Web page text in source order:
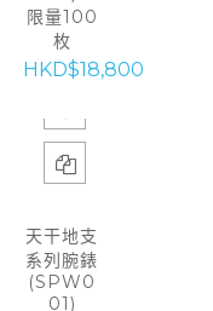
限量100
枚
HKD$18,800
天干地支
系列腕錶
(SPW0
01)